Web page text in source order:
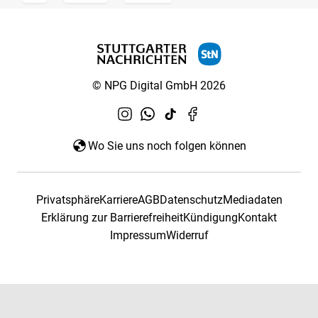
© NPG Digital GmbH 2026
Wo Sie uns noch folgen können
PrivatsphäreKarriereAGBDatenschutzMediadaten
Erklärung zur BarrierefreiheitKündigungKontakt
ImpressumWiderruf